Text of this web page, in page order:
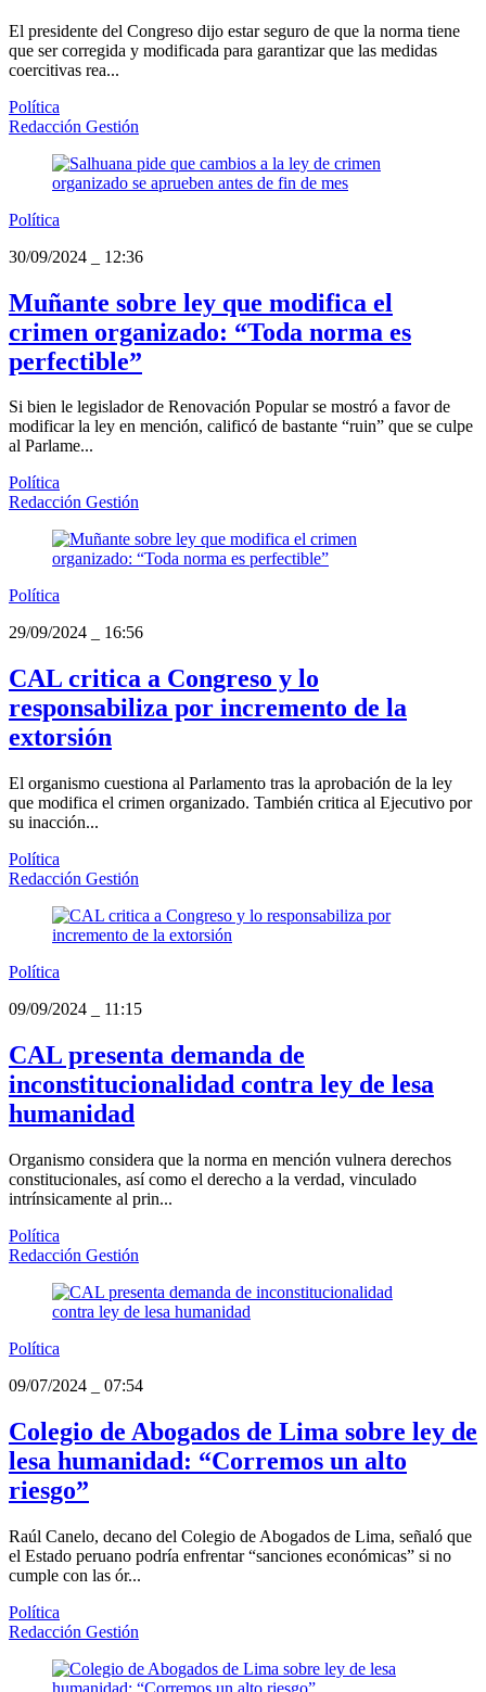
El presidente del Congreso dijo estar seguro de que la norma tiene
que ser corregida y modificada para garantizar que las medidas
coercitivas rea...
Política
Redacción Gestión
Política
30/09/2024
12:36
Muñante sobre ley que modifica el
crimen organizado: “Toda norma es
perfectible”
Si bien le legislador de Renovación Popular se mostró a favor de
modificar la ley en mención, calificó de bastante “ruin” que se culpe
al Parlame...
Política
Redacción Gestión
Política
29/09/2024
16:56
CAL critica a Congreso y lo
responsabiliza por incremento de la
extorsión
El organismo cuestiona al Parlamento tras la aprobación de la ley
que modifica el crimen organizado. También critica al Ejecutivo por
su inacción...
Política
Redacción Gestión
Política
09/09/2024
11:15
CAL presenta demanda de
inconstitucionalidad contra ley de lesa
humanidad
Organismo considera que la norma en mención vulnera derechos
constitucionales, así como el derecho a la verdad, vinculado
intrínsicamente al prin...
Política
Redacción Gestión
Política
09/07/2024
07:54
Colegio de Abogados de Lima sobre ley de
lesa humanidad: “Corremos un alto
riesgo”
Raúl Canelo, decano del Colegio de Abogados de Lima, señaló que
el Estado peruano podría enfrentar “sanciones económicas” si no
cumple con las ór...
Política
Redacción Gestión